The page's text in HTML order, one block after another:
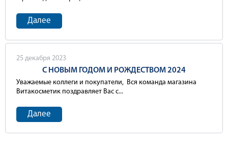
Далее
25 декабря 2023
С НОВЫМ ГОДОМ И РОЖДЕСТВОМ 2024
Уважаемые коллеги и покупатели, Вся команда магазина
Витакосметик поздравляет Вас с...
Далее